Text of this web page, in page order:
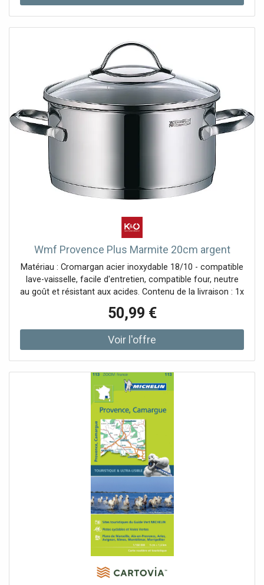
Wmf Provence Plus Marmite 20cm argent
Matériau : Cromargan acier inoxydable 18/10 - compatible
lave-vaisselle, facile d'entretien, compatible four, neutre
au goût et résistant aux acides. Contenu de la livraison : 1x
50,99 €